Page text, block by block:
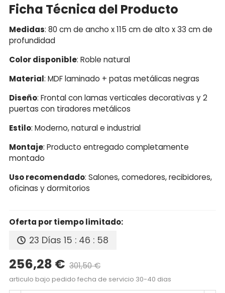
Ficha Técnica del Producto
Medidas: 80 cm de ancho x 115 cm de alto x 33 cm de
profundidad
Color disponible: Roble natural
Material: MDF laminado + patas metálicas negras
Diseño: Frontal con lamas verticales decorativas y 2
puertas con tiradores metálicos
Estilo: Moderno, natural e industrial
Montaje: Producto entregado completamente
montado
Uso recomendado: Salones, comedores, recibidores,
oficinas y dormitorios
Oferta por tiempo limitado:
23 Días 15 : 46 : 58
256,28 € 301,50 €
articulo bajo pedido fecha de servicio 30-40 dias